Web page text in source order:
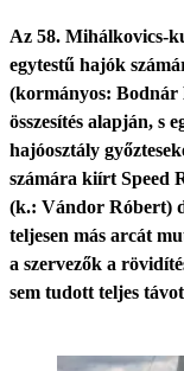
Az 58. Mihálkovics-
egytestű hajók
(kormányos: Bodnár
összesítés alapján, s
hajóosztály
számára kiírt Speed
(k.: Vándor Róbert)
teljesen más arcát
a szervezők a
sem tudott teljes